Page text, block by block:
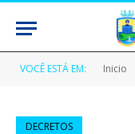
VOCÊ ESTÁ EM: Inicio
DECRETOS